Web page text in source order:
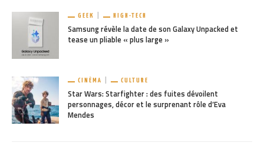
GEEK HIGH-TECH
Samsung révèle la date de son Galaxy Unpacked et
tease un pliable « plus large »
CINÉMA CULTURE
Star Wars: Starfighter : des fuites dévoilent
personnages, décor et le surprenant rôle d’Eva
Mendes